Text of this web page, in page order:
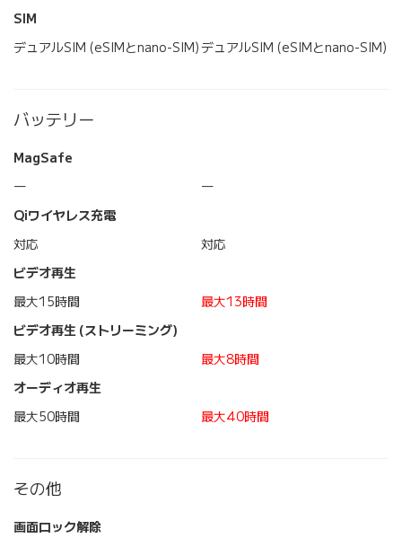
SIM
デュアルSIM (eSIMとnano-SIM)デュアルSIM (eSIMとnano-SIM)
バッテリー
MagSafe
―
―
Qiワイヤレス充電
対応
対応
ビデオ再生
最大15時間
最大13時間
ビデオ再生 (ストリーミング)
最大10時間
最大8時間
オーディオ再生
最大50時間
最大40時間
その他
画面ロック解除